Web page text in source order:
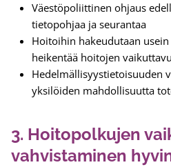
Väestöpoliittinen ohjaus
tietopohjaa ja seurantaa
Hoitoihin hakeudutaan
heikentää hoitojen
Hedelmällisyystietoisuuden
yksilöiden mahdollisuutta
3. Hoitopolkujen
vahvistaminen